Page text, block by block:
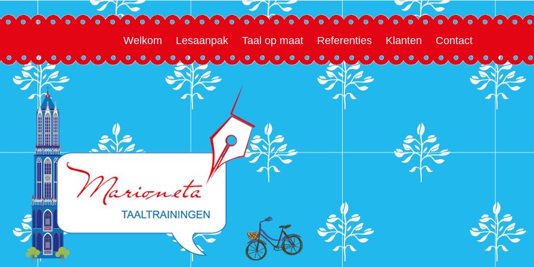
Welkom Lesaanpak Taal op maat Referenties Klanten Contact